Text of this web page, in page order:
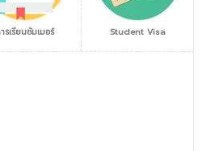
รเรียนซัมเมอร์ Student Visa